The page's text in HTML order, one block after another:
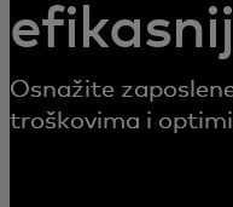
Osnažite
troškovima i